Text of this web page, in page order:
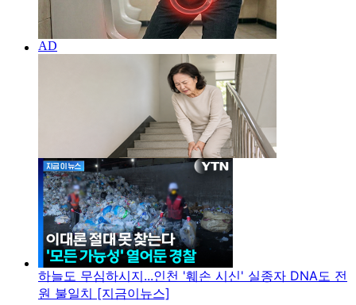
하늘도 무심하시지...인천 '훼손 시신' 실종자 DNA도 전
원 불일치 [지금이뉴스]